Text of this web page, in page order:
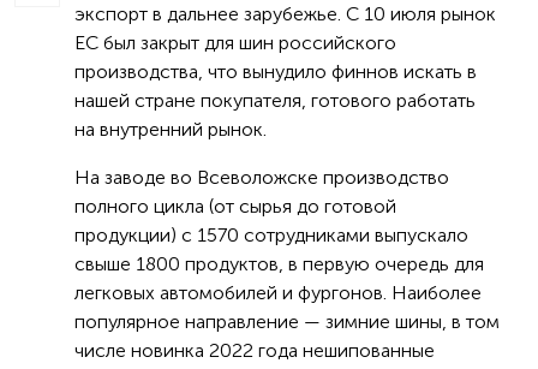
экспорт в дальнее зарубежье. С 10 июля рынок
ЕС был закрыт для шин российского
производства, что вынудило финнов искать в
нашей стране покупателя, готового работать
на внутренний рынок.
На заводе во Всеволожске производство
полного цикла (от сырья до готовой
продукции) с 1570 сотрудниками выпускало
свыше 1800 продуктов, в первую очередь для
легковых автомобилей и фургонов. Наиболее
популярное направление — зимние шины, в том
числе новинка 2022 года нешипованные